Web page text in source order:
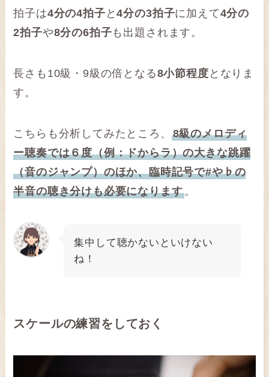
拍子は4分の4拍子 と4分の3拍子に加えて4分の
2拍子や8分の6拍子も出題されます。
長さも10級・9級の倍となる8小節程度 となりま
す。
こちらも分析してみたところ、 8級のメロディ
ー聴奏では６度（例：ドからラ）の大きな跳躍
（音のジャンプ）のほか、臨時記号で#や♭の
半音の聴き分けも必要になります。
集中して聴かないといけない
ね！
スケールの練習をしておく